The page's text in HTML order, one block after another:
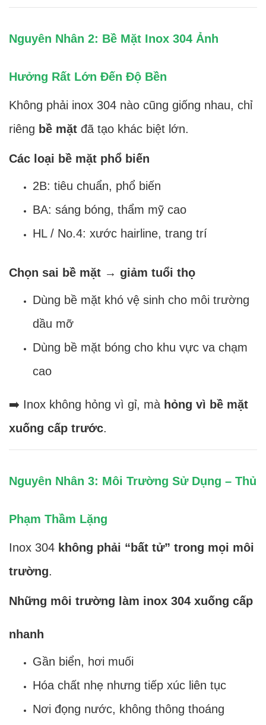
Nguyên Nhân 2: Bề Mặt Inox 304 Ảnh
Hưởng Rất Lớn Đến Độ Bền
Không phải inox 304 nào cũng giống nhau, chỉ
riêng bề mặt đã tạo khác biệt lớn.
Các loại bề mặt phổ biến
2B: tiêu chuẩn, phổ biến
BA: sáng bóng, thẩm mỹ cao
HL / No.4: xước hairline, trang trí
Chọn sai bề mặt → giảm tuổi thọ
Dùng bề mặt khó vệ sinh cho môi trường
dầu mỡ
Dùng bề mặt bóng cho khu vực va chạm
cao
➡️ Inox không hỏng vì gỉ, mà hỏng vì bề mặt
xuống cấp trước.
Nguyên Nhân 3: Môi Trường Sử Dụng – Thủ
Phạm Thầm Lặng
Inox 304 không phải “bất tử” trong mọi môi
trường.
Những môi trường làm inox 304 xuống cấp
nhanh
Gần biển, hơi muối
Hóa chất nhẹ nhưng tiếp xúc liên tục
Nơi đọng nước, không thông thoáng